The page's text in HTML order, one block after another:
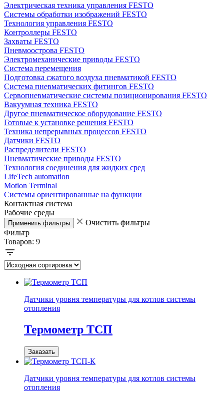
Электрическая техника управления FESTO
Системы обработки изображений FESTO
Технология управления FESTO
Контроллеры FESTO
Захваты FESTO
Пневмоострова FESTO
Электромеханические приводы FESTO
Система перемещения
Подготовка сжатого воздуха пневматикой FESTO
Система пневматических фитингов FESTO
Сервопневматические системы позиционирования FESTO
Вакуумная техника FESTO
Другое пневматическое оборудование FESTO
Готовые к установке решения FESTO
Техника непрерывных процессов FESTO
Датчики FESTO
Распределители FESTO
Пневматические приводы FESTO
Технология соединения для жидких сред
LifeTech automation
Motion Terminal
Системы ориентированные на функции
Контактная система
Рабочие среды
Применить фильтры
Очистить фильтры
Фильтр
Товаров: 9
Датчики уровня температуры для котлов системы
отопления
Термометр ТСП
Заказать
Датчики уровня температуры для котлов системы
отопления